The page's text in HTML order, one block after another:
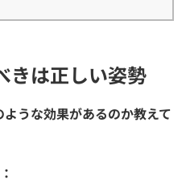
きは正しい姿勢
うな効果があるのか教えて